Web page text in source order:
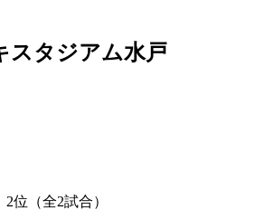
スタジアム水戸
位（全2試合）